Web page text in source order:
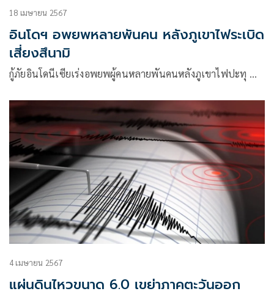
18 เมษายน 2567
อินโดฯ อพยพหลายพันคน หลังภูเขาไฟระเบิด
เสี่ยงสึนามิ
กู้ภัยอินโดนีเซียเร่งอพยพผู้คนหลายพันคนหลังภูเขาไฟปะทุ …
4 เมษายน 2567
แผ่นดินไหวขนาด 6.0 เขย่าภาคตะวันออก